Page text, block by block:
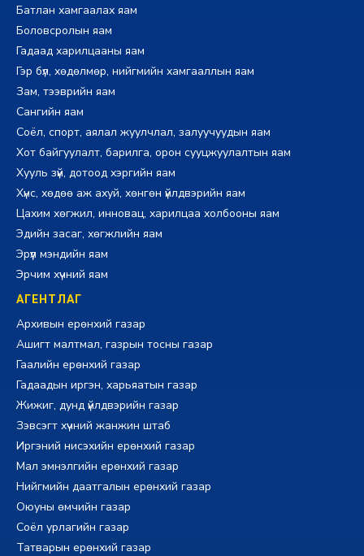
Батлан хамгаалах яам
Боловсролын яам
Гадаад харилцааны яам
Гэр бүл, хөдөлмөр, нийгмийн хамгааллын яам
Зам, тээврийн яам
Сангийн яам
Соёл, спорт, аялал жуулчлал, залуучуудын яам
Хот байгуулалт, барилга, орон сууцжуулалтын яам
Хууль зүй, дотоод хэргийн яам
Хүнс, хөдөө аж ахуй, хөнгөн үйлдвэрийн яам
Цахим хөгжил, инновац, харилцаа холбооны яам
Эдийн засаг, хөгжлийн яам
Эрүүл мэндийн яам
Эрчим хүчний яам
АГЕНТЛАГ
Архивын ерөнхий газар
Ашигт малтмал, газрын тосны газар
Гаалийн ерөнхий газар
Гадаадын иргэн, харьяатын газар
Жижиг, дунд үйлдвэрийн газар
Зэвсэгт хүчний жанжин штаб
Иргэний нисэхийн ерөнхий газар
Мал эмнэлгийн ерөнхий газар
Нийгмийн даатгалын ерөнхий газар
Оюуны өмчийн газар
Соёл урлагийн газар
Татварын ерөнхий газар